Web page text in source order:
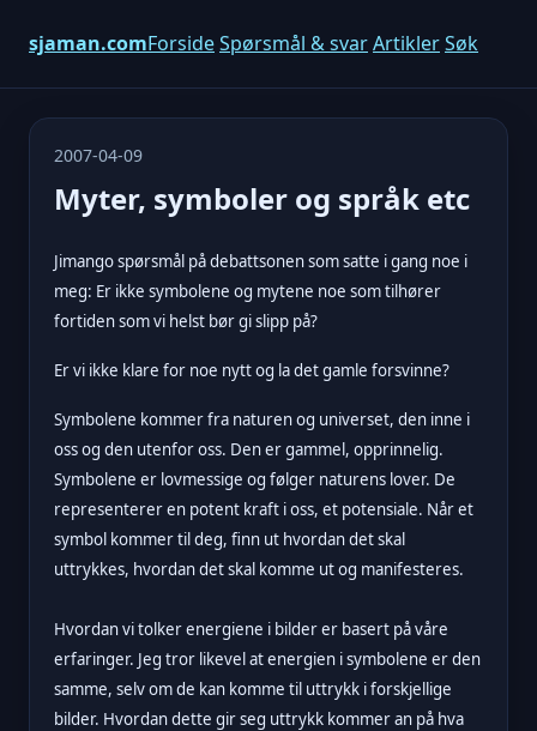
sjaman.comForsideSpørsmål & svarArtiklerSøk
2007-04-09
Myter, symboler og språk etc
Jimango spørsmål på debattsonen som satte i gang noe i
meg: Er ikke symbolene og mytene noe som tilhører
fortiden som vi helst bør gi slipp på?
Er vi ikke klare for noe nytt og la det gamle forsvinne?
Symbolene kommer fra naturen og universet, den inne i
oss og den utenfor oss. Den er gammel, opprinnelig.
Symbolene er lovmessige og følger naturens lover. De
representerer en potent kraft i oss, et potensiale. Når et
symbol kommer til deg, finn ut hvordan det skal
uttrykkes, hvordan det skal komme ut og manifesteres.
Hvordan vi tolker energiene i bilder er basert på våre
erfaringer. Jeg tror likevel at energien i symbolene er den
samme, selv om de kan komme til uttrykk i forskjellige
bilder. Hvordan dette gir seg uttrykk kommer an på hva